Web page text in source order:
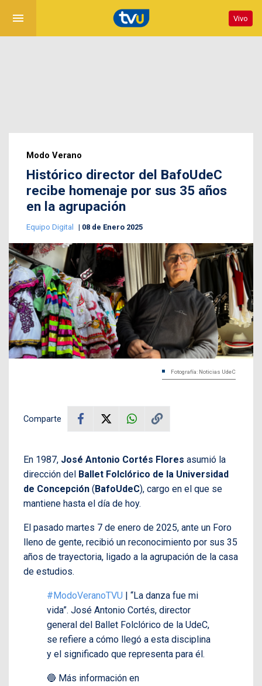
menu Vivo
Modo Verano
Histórico director del BafoUdeC
recibe homenaje por sus 35 años
en la agrupación
Equipo Digital 08 de Enero 2025
Fotografía: Noticias UdeC
Comparte
En 1987, José Antonio Cortés Flores asumió la
dirección del Ballet Folclórico de la Universidad
de Concepción (BafoUdeC), cargo en el que se
mantiene hasta el día de hoy.
El pasado martes 7 de enero de 2025, ante un Foro
lleno de gente, recibió un reconocimiento por sus 35
años de trayectoria, ligado a la agrupación de la casa
de estudios.
#ModoVeranoTVU | “La danza fue mi
vida”. José Antonio Cortés, director
general del Ballet Folclórico de la UdeC,
se refiere a cómo llegó a esta disciplina
y el significado que representa para él.
🔵 Más información en